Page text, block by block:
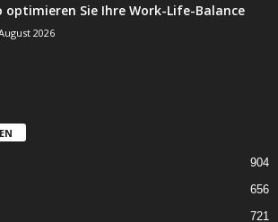
optimieren Sie Ihre Work-Life-Balance
2026
904
656
721